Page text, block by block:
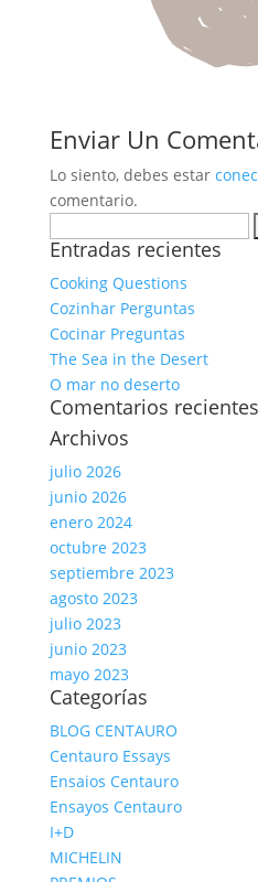
Enviar Un
Lo siento, debes estar
comentario.
Entradas recientes
Cooking Questions
Cozinhar Perguntas
Cocinar Preguntas
The Sea in the Desert
O mar no deserto
Comentarios recientes
Archivos
julio 2026
junio 2026
enero 2024
octubre 2023
septiembre 2023
agosto 2023
julio 2023
junio 2023
mayo 2023
Categorías
BLOG CENTAURO
Centauro Essays
Ensaios Centauro
Ensayos Centauro
I+D
MICHELIN